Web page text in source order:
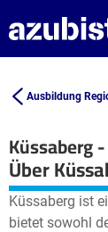
Ausbildung
Küssaberg
+
−
Über
Küssaberg ist
bietet sowohl